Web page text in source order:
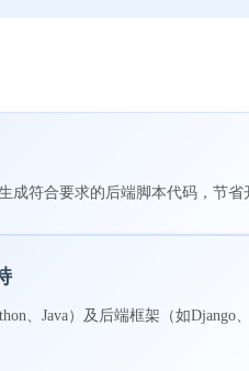
成符合要求的后端脚本代码，节省
、Java）及后端框架（如Django